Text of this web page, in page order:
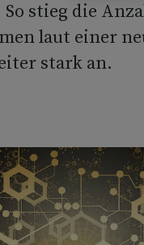
stieg die
laut einer
stark an.